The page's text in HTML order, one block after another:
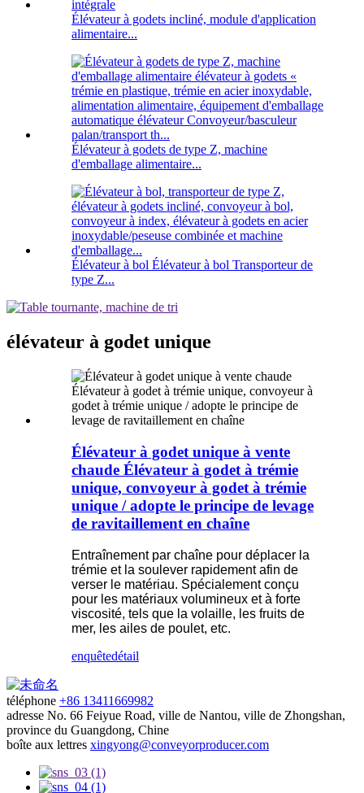
Élévateur à godets incliné, module d'application
alimentaire...
Élévateur à godets de type Z, machine
d'emballage alimentaire...
Élévateur à bol Élévateur à bol Transporteur de
type Z...
élévateur à godet unique
Élévateur à godet unique à vente
chaude Élévateur à godet à trémie
unique, convoyeur à godet à trémie
unique / adopte le principe de levage
de ravitaillement en chaîne
Entraînement par chaîne pour déplacer la
trémie et la soulever rapidement afin de
verser le matériau. Spécialement conçu
pour les matériaux volumineux et à forte
viscosité, tels que la volaille, les fruits de
mer, les ailes de poulet, etc.
enquêtedétail
téléphone +86 13411669982
adresse No. 66 Feiyue Road, ville de Nantou, ville de Zhongshan,
province du Guangdong, Chine
boîte aux lettres xingyong@conveyorproducer.com